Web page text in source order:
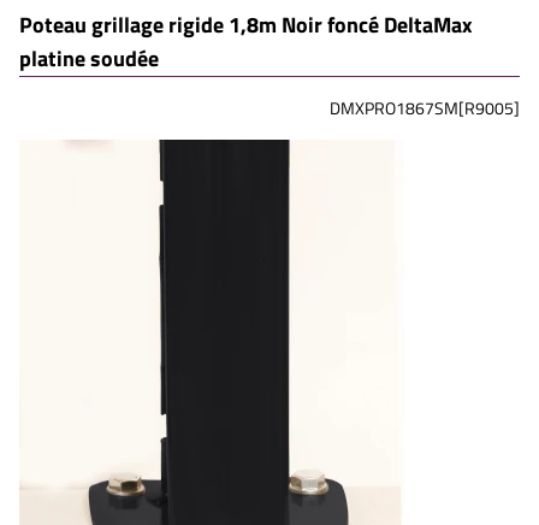
Poteau grillage rigide 1,8m Noir foncé DeltaMax
platine soudée
DMXPRO1867SM[R9005]